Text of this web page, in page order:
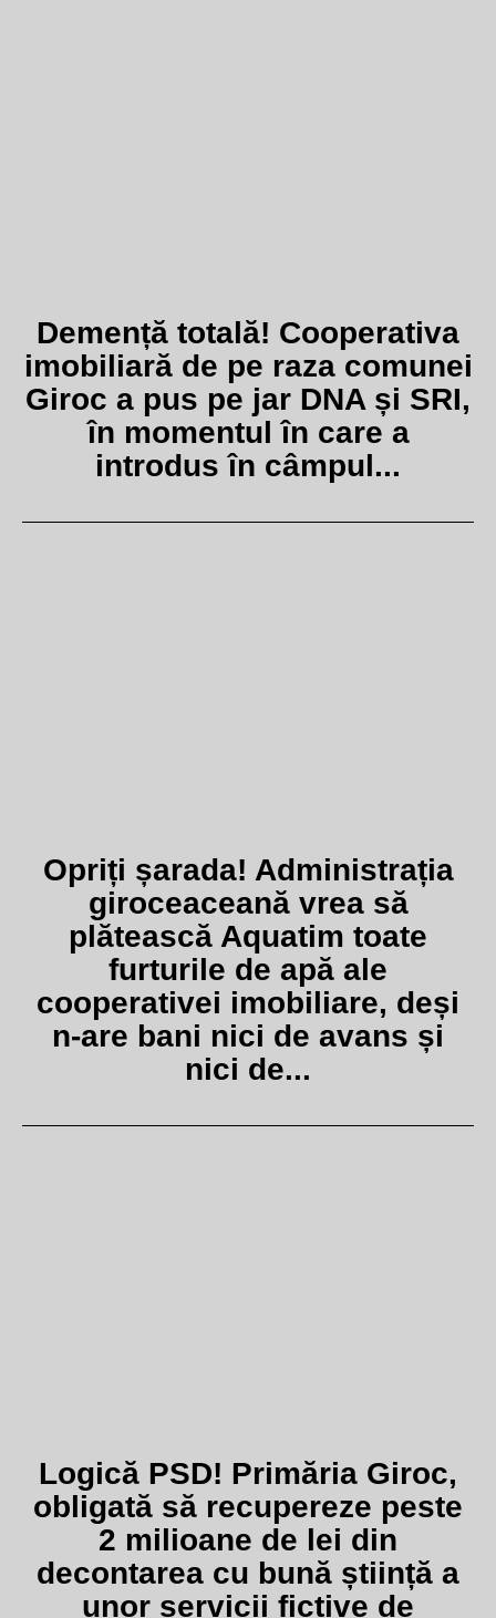
Demență totală! Cooperativa
imobiliară de pe raza comunei
Giroc a pus pe jar DNA și SRI,
în momentul în care a
introdus în câmpul...
Opriți șarada! Administrația
giroceaceană vrea să
plătească Aquatim toate
furturile de apă ale
cooperativei imobiliare, deși
n-are bani nici de avans și
nici de...
Logică PSD! Primăria Giroc,
obligată să recupereze peste
2 milioane de lei din
decontarea cu bună știință a
unor servicii fictive de